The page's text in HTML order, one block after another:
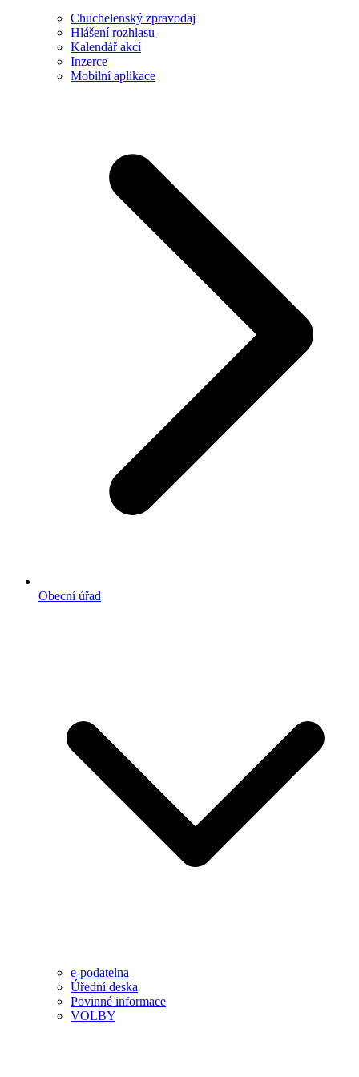
Chuchelenský zpravodaj
Hlášení rozhlasu
Kalendář akcí
Inzerce
Mobilní aplikace
Obecní úřad
e-podatelna
Úřední deska
Povinné informace
VOLBY